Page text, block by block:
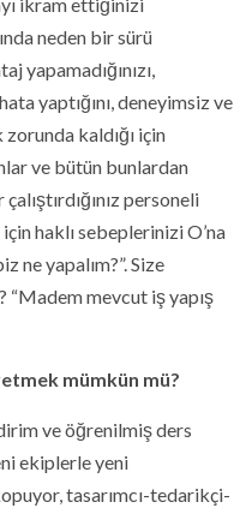
neden bir sürü
yapamadığınızı,
yaptığını, deneyimsiz ve
kaldığı için
ve bütün bunlardan
personeli
haklı sebeplerinizi O’na
ne yapalım?”. Size
“Madem mevcut iş yapış
mümkün mü?
ve öğrenilmiş ders
ekiplerle yeni
tasarımcı-tedarikçi-